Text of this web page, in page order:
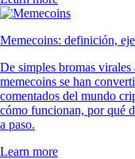
Memecoins: definición,
De simples bromas
memecoins se han
comentados del mundo
cómo funcionan, por qué
a paso.
Learn more